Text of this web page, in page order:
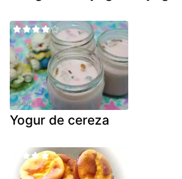
Yogur de cereza